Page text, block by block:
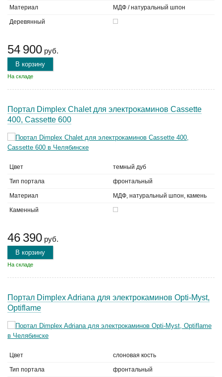
Материал МДФ / натуральный шпон
Деревянный
54 900 руб.
В корзину
На складе
Портал Dimplex Chalet для электрокаминов Cassette
400, Cassette 600
Цвет темный дуб
Тип портала фронтальный
Материал МДФ, натуральный шпон, камень
Каменный
46 390 руб.
В корзину
На складе
Портал Dimplex Adriana для электрокаминов Opti-Myst,
Optiflame
Цвет слоновая кость
Тип портала фронтальный